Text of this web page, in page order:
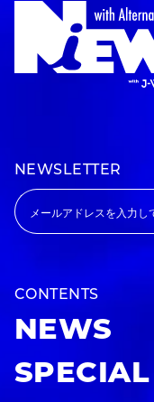
NEWSLETTER
CONTENTS
NEWS
SPECIAL